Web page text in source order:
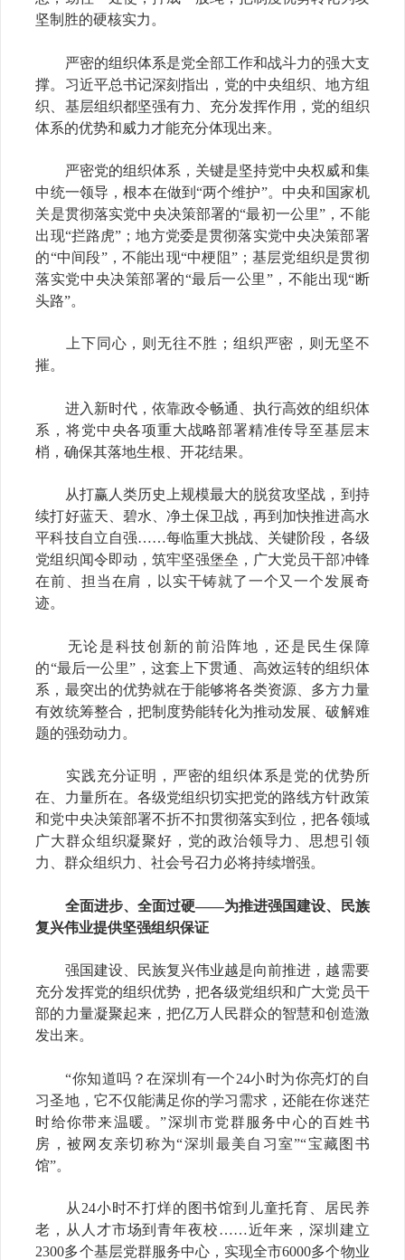
坚制胜的硬核实力。
严密的组织体系是党全部工作和战斗力的强大支
撑。习近平总书记深刻指出，党的中央组织、地方组
织、基层组织都坚强有力、充分发挥作用，党的组织
体系的优势和威力才能充分体现出来。
严密党的组织体系，关键是坚持党中央权威和集
中统一领导，根本在做到“两个维护”。中央和国家机
关是贯彻落实党中央决策部署的“最初一公里”，不能
出现“拦路虎”；地方党委是贯彻落实党中央决策部署
的“中间段”，不能出现“中梗阻”；基层党组织是贯彻
落实党中央决策部署的“最后一公里”，不能出现“断
头路”。
上下同心，则无往不胜；组织严密，则无坚不
摧。
进入新时代，依靠政令畅通、执行高效的组织体
系，将党中央各项重大战略部署精准传导至基层末
梢，确保其落地生根、开花结果。
从打赢人类历史上规模最大的脱贫攻坚战，到持
续打好蓝天、碧水、净土保卫战，再到加快推进高水
平科技自立自强……每临重大挑战、关键阶段，各级
党组织闻令即动，筑牢坚强堡垒，广大党员干部冲锋
在前、担当在肩，以实干铸就了一个又一个发展奇
迹。
无论是科技创新的前沿阵地，还是民生保障
的“最后一公里”，这套上下贯通、高效运转的组织体
系，最突出的优势就在于能够将各类资源、多方力量
有效统筹整合，把制度势能转化为推动发展、破解难
题的强劲动力。
实践充分证明，严密的组织体系是党的优势所
在、力量所在。各级党组织切实把党的路线方针政策
和党中央决策部署不折不扣贯彻落实到位，把各领域
广大群众组织凝聚好，党的政治领导力、思想引领
力、群众组织力、社会号召力必将持续增强。
全面进步、全面过硬——为推进强国建设、民族
复兴伟业提供坚强组织保证
强国建设、民族复兴伟业越是向前推进，越需要
充分发挥党的组织优势，把各级党组织和广大党员干
部的力量凝聚起来，把亿万人民群众的智慧和创造激
发出来。
“你知道吗？在深圳有一个24小时为你亮灯的自
习圣地，它不仅能满足你的学习需求，还能在你迷茫
时给你带来温暖。”深圳市党群服务中心的百姓书
房，被网友亲切称为“深圳最美自习室”“宝藏图书
馆”。
从24小时不打烊的图书馆到儿童托育、居民养
老，从人才市场到青年夜校……近年来，深圳建立
2300多个基层党群服务中心，实现全市6000多个物业